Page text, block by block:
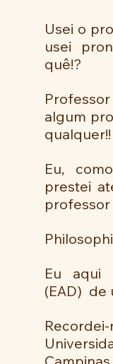
Usei o
usei
quê!?
algum
qualquer!!
Eu,
prestei
professor
Eu aqui
(EAD)  de